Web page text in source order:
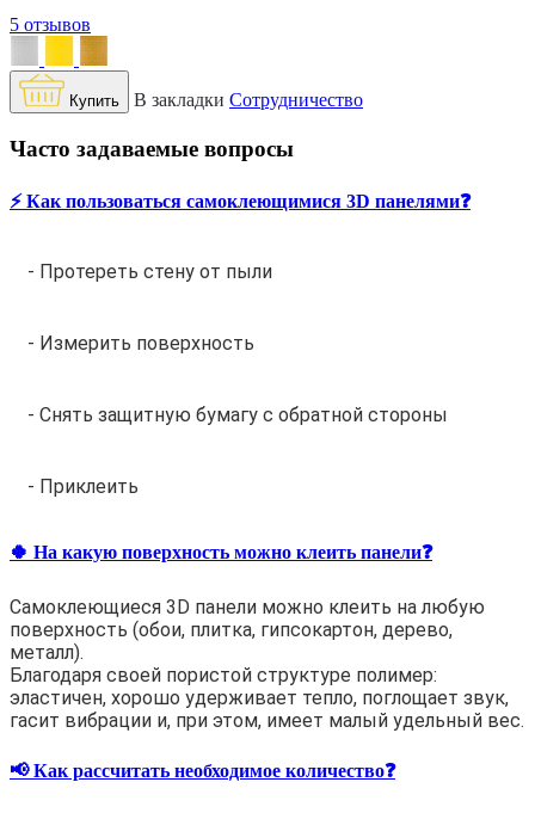
5 отзывов
Купить В закладки Сотрудничество
Часто задаваемые вопросы
⚡️ Как пользоваться самоклеющимися 3D панелями❓
- Протереть стену от пыли
- Измерить поверхность
- Снять защитную бумагу с обратной стороны
- Приклеить
🍀 На какую поверхность можно клеить панели❓
Самоклеющиеся 3D панели можно клеить на любую
поверхность (обои, плитка, гипсокартон, дерево,
металл).
Благодаря своей пористой структуре полимер:
эластичен, хорошо удерживает тепло, поглощает звук,
гасит вибрации и, при этом, имеет малый удельный вес.
📢 Как рассчитать необходимое количество❓